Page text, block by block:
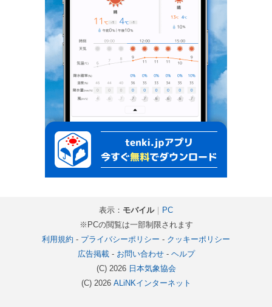
表示： モバイル｜ PC
※PCの閲覧は一部制限されます
利用規約 - プライバシーポリシー - クッキーポリシー
広告掲載- お問い合わせ- ヘルプ
(C) 2026 日本気象協会
(C) 2026 ALiNKインターネット